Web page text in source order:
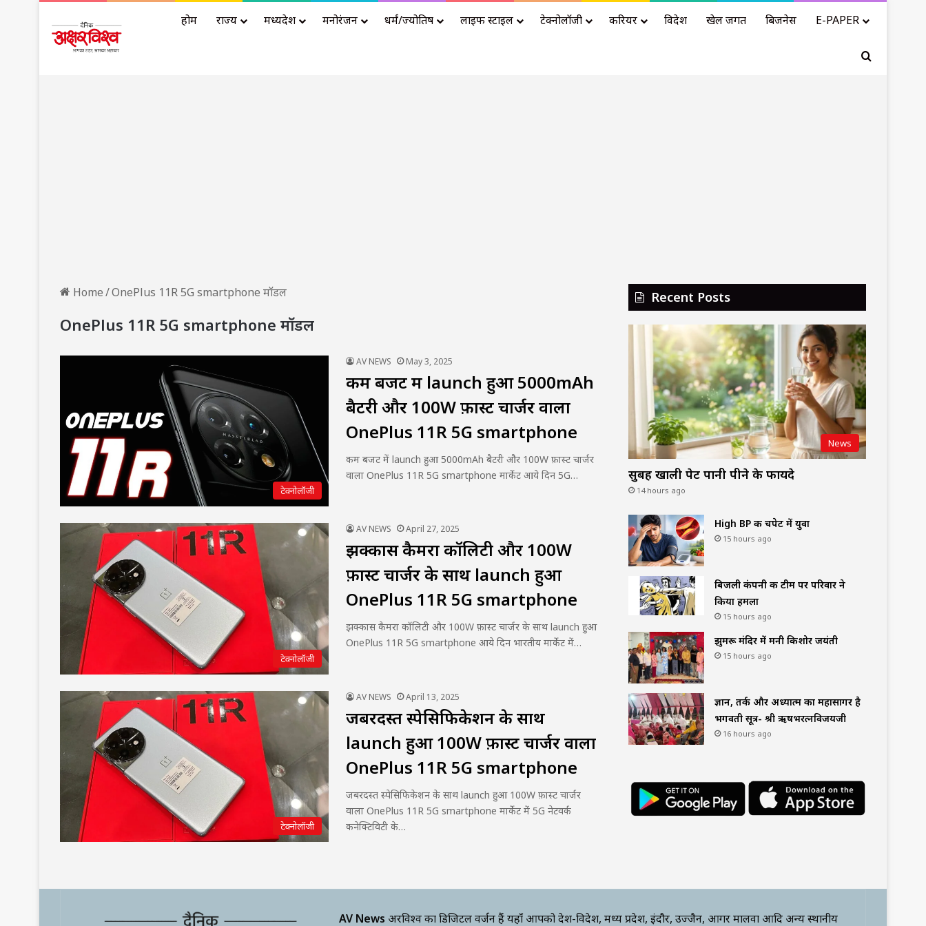
होम राज्य मध्यप्रदेश मनोरंजन धर्मं/ज्योतिष लाइफ स्टाइल टेक्नोलॉजी करियर विदेश खेल जगत बिजनेस E-PAPER
Search for
Home/OnePlus 11R 5G smartphone मॉडल
OnePlus 11R 5G smartphone मॉडल
टेक्नोलॉजी
AV NEWS May 3, 2025
कम बजट में launch हुआ 5000mAh
बैटरी और 100W फ़ास्ट चार्जर वाला
OnePlus 11R 5G smartphone
कम बजट में launch हुआ 5000mAh बैटरी और 100W फ़ास्ट चार्जर
वाला OnePlus 11R 5G smartphone मार्केट आये दिन 5G…
टेक्नोलॉजी
AV NEWS April 27, 2025
झक्कास कैमरा कॉलिटी और 100W
फ़ास्ट चार्जर के साथ launch हुआ
OnePlus 11R 5G smartphone
झक्कास कैमरा कॉलिटी और 100W फ़ास्ट चार्जर के साथ launch हुआ
OnePlus 11R 5G smartphone आये दिन भारतीय मार्केट में…
टेक्नोलॉजी
AV NEWS April 13, 2025
जबरदस्त स्पेसिफिकेशन के साथ
launch हुआ 100W फ़ास्ट चार्जर वाला
OnePlus 11R 5G smartphone
जबरदस्त स्पेसिफिकेशन के साथ launch हुआ 100W फ़ास्ट चार्जर
वाला OnePlus 11R 5G smartphone मार्केट में 5G नेटवर्क
कनेक्टिविटी के…
Recent Posts
News
सुबह खाली पेट पानी पीने के फायदे
14 hours ago
High BP की चपेट में युवा
15 hours ago
बिजली कंपनी की टीम पर परिवार ने
किया हमला
15 hours ago
झुमरू मंदिर में मनी किशोर जयंती
15 hours ago
ज्ञान, तर्क और अध्यात्म का महासागर है
भगवती सूत्र- श्री ऋषभरत्नविजयजी
16 hours ago
AV News अक्षरविश्व का डिजिटल वर्जन हैं यहाँ आपको देश-विदेश, मध्य प्रदेश, इंदौर, उज्जैन, आगर मालवा आदि अन्य स्थानीय